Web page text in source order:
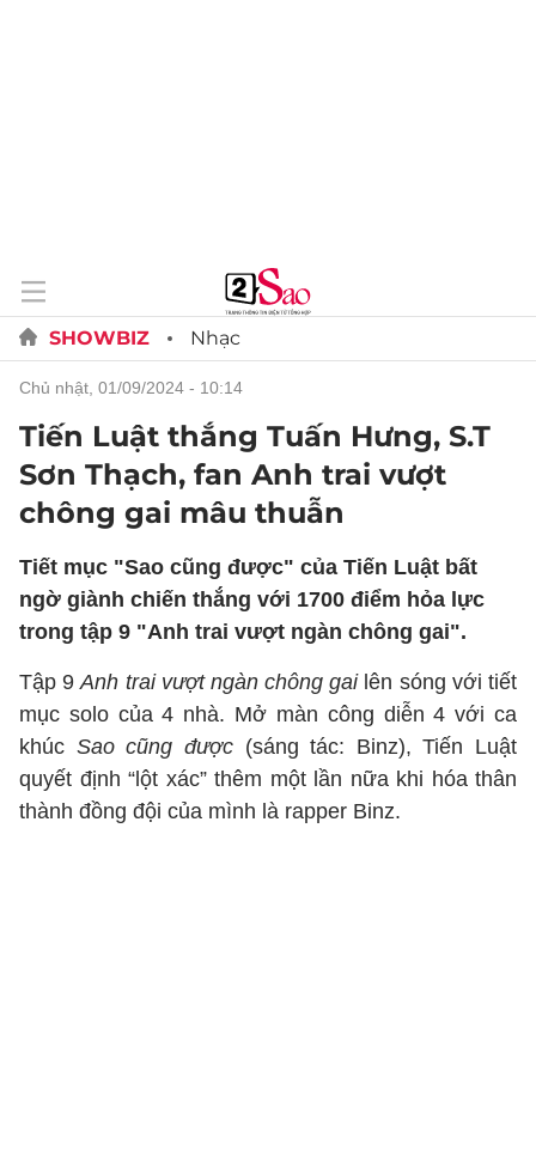
SHOWBIZ Nhạc
chủ nhật, 01/09/2024 - 10:14
Tiến Luật thắng Tuấn Hưng, S.T
Sơn Thạch, fan Anh trai vượt
chông gai mâu thuẫn
Tiết mục "Sao cũng được" của Tiến Luật bất
ngờ giành chiến thắng với 1700 điểm hỏa lực
trong tập 9 "Anh trai vượt ngàn chông gai".
Tập 9Anh trai vượt ngàn chông gailên sóng với tiết
mục solo của 4 nhà. Mở màn công diễn 4 với ca
khúc Sao cũng được(sáng tác: Binz), Tiến Luật
quyết định “lột xác” thêm một lần nữa khi hóa thân
thành đồng đội của mình là rapper Binz.